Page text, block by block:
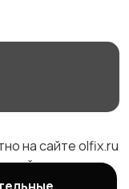
на сайте olfix.ru
от частных